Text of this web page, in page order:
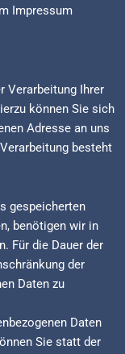
Impressum
Verarbeitung Ihrer
können Sie sich
Adresse an uns
besteht
gespeicherten
benötigen wir in
Für die Dauer der
der
Daten zu
Daten
Sie statt der